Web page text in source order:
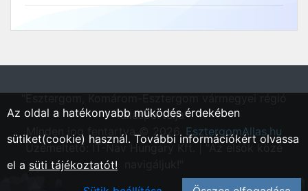
állásportálja"
Minden jog fentartva © 2026. EsztergomAllas.hu
Üzemeltető: IT-Nav Hungary Kft. | "Az elsők közé
Az oldal a hatékonyabb működés érdekében
sütiket(cookie) használ. További információkért olvassa
el a süti tájékoztatót!